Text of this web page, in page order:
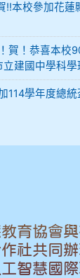
本校參加花蓮
賀！恭喜本校
建國中學科學
學年度總統
育協會
社共同
智慧國